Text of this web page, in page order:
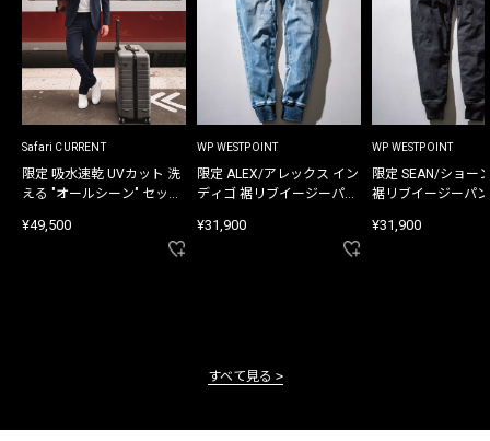
Safari CURRENT
限定 吸水速乾 UVカット 洗
える "オールシーン" セット
¥49,500
WP WESTPOINT
限定 ALEX/アレックス イン
ディゴ 裾リブイージーパン
¥31,900
WP WESTPOINT
限定 SEAN/ショー
裾リブイージーパ
¥31,900
すべて見る